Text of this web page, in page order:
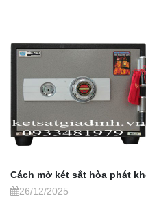
Cách mở két sắt hòa phát
26/12/2025